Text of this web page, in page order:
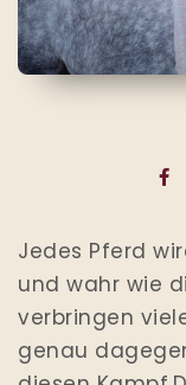
Jedes Pferd
und wahr wie
verbringen
genau